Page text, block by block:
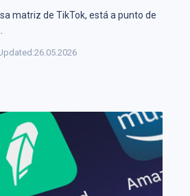
matriz de TikTok, está a punto de
26.05.2026